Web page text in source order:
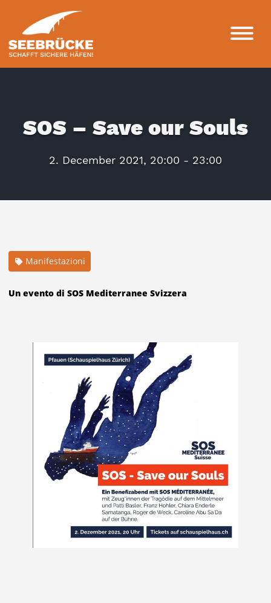
SOS – Save our Souls
2. December 2021, 20:00 - 23:00
Manifestazioni
Un evento di SOS Mediterranee Svizzera